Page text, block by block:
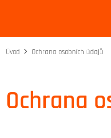
Úvod Ochrana osobních údajů
Ochrana